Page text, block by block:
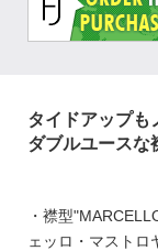
タイドアップも
ダブルユースな
・襟型
ェッロ・マストロ